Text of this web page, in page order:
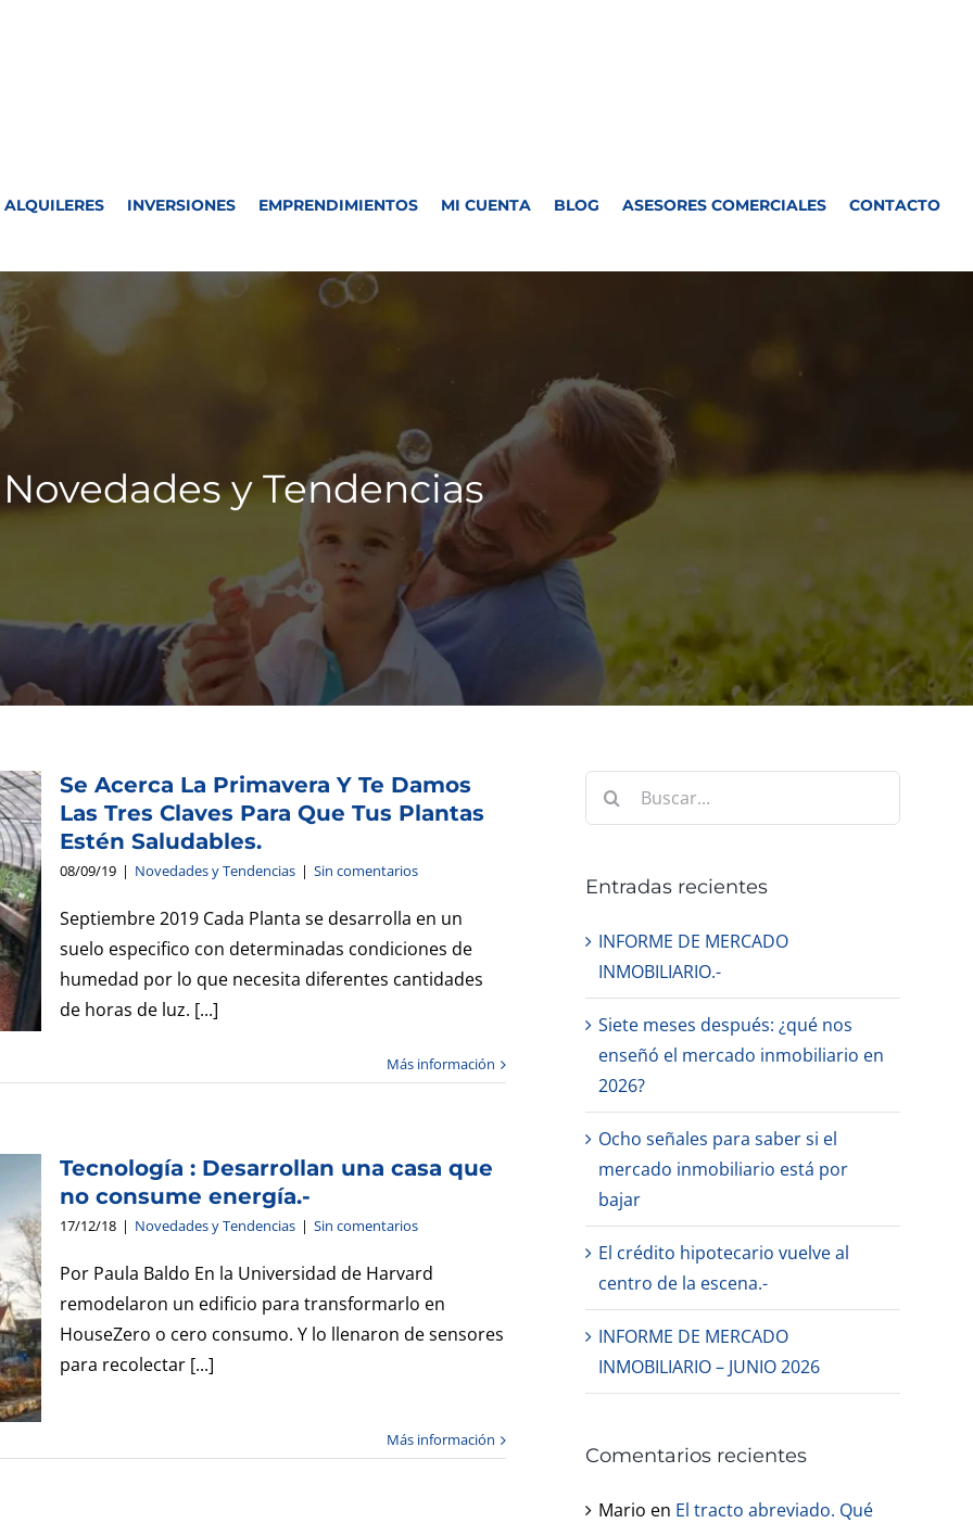
ALQUILERES INVERSIONES EMPRENDIMIENTOS MI CUENTA BLOG ASESORES COMERCIALES CONTACTO
Novedades y Tendencias
Se Acerca La Primavera Y Te Damos
Las Tres Claves Para Que Tus Plantas
Estén Saludables.
08/09/19 | Novedades y Tendencias | Sin comentarios
Septiembre 2019 Cada Planta se desarrolla en un
suelo especifico con determinadas condiciones de
humedad por lo que necesita diferentes cantidades
de horas de luz. [...]
Más información
Tecnología : Desarrollan una casa que
no consume energía.-
17/12/18 | Novedades y Tendencias | Sin comentarios
Por Paula Baldo En la Universidad de Harvard
remodelaron un edificio para transformarlo en
HouseZero o cero consumo. Y lo llenaron de sensores
para recolectar [...]
Más información
Buscar:
Entradas recientes
INFORME DE MERCADO
INMOBILIARIO.-
Siete meses después: ¿qué nos
enseñó el mercado inmobiliario en
2026?
Ocho señales para saber si el
mercado inmobiliario está por
bajar
El crédito hipotecario vuelve al
centro de la escena.-
INFORME DE MERCADO
INMOBILIARIO – JUNIO 2026
Comentarios recientes
Mario en El tracto abreviado. Qué